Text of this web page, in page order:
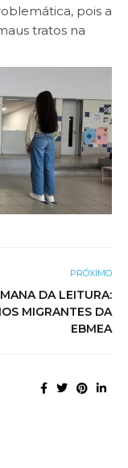
pois a
tratos na
PRÓXIMO
DA LEITURA:
MIGRANTES DA
EBMEA